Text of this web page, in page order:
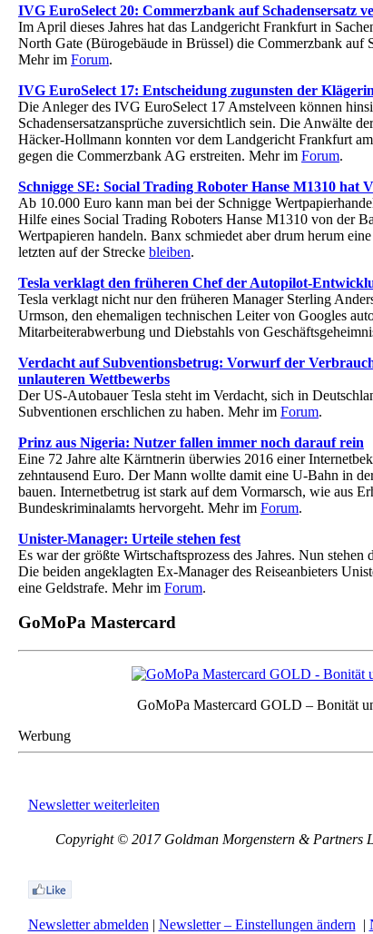
IVG EuroSelect 20: Commerzbank auf Schadensersatz
Im April dieses Jahres hat das Landgericht Frankfurt in
North Gate (Bürogebäude in Brüssel) die Commerzbank auf
Mehr im Forum.
IVG EuroSelect 17: Entscheidung zugunsten der Klägerin
Die Anleger des IVG EuroSelect 17 Amstelveen können
Schadensersatzansprüche zuversichtlich sein. Die Anwälte
Häcker-Hollmann konnten vor dem Landgericht Frankfurt
gegen die Commerzbank AG erstreiten. Mehr im Forum.
Schnigge SE: Social Trading Roboter Hanse M1310 hat
Ab 10.000 Euro kann man bei der Schnigge
Hilfe eines Social Trading Roboters Hanse M1310 von der
Wertpapieren handeln. Banx schmiedet aber drum herum
letzten auf der Strecke bleiben.
Tesla verklagt den früheren Chef der Autopilot-
Tesla verklagt nicht nur den früheren Manager Sterling
Urmson, den ehemaligen technischen Leiter von Googles
Mitarbeiterabwerbung und Diebstahls von
Verdacht auf Subventionsbetrug: Vorwurf der
unlauteren Wettbewerbs
Der US-Autobauer Tesla steht im Verdacht, sich in
Subventionen erschlichen zu haben. Mehr im Forum.
Prinz aus Nigeria: Nutzer fallen immer noch darauf rein
Eine 72 Jahre alte Kärntnerin überwies 2016 einer
zehntausend Euro. Der Mann wollte damit eine U-Bahn in
bauen. Internetbetrug ist stark auf dem Vormarsch, wie aus
Bundeskriminalamts hervorgeht. Mehr im Forum.
Unister-Manager: Urteile stehen fest
Es war der größte Wirtschaftsprozess des Jahres. Nun stehen
Die beiden angeklagten Ex-Manager des Reiseanbieters
eine Geldstrafe. Mehr im Forum.
GoMoPa Mastercard
GoMoPa Mastercard GOLD – Bonität
Werbung
Newsletter weiterleiten
Copyright © 2017 Goldman Morgenstern & Partners
Newsletter abmelden| Newsletter – Einstellungen ändern|